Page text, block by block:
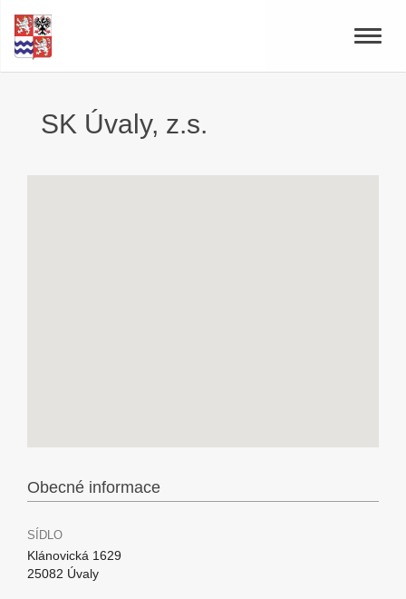
Toggle
SK Úvaly, z.s.
Obecné informace
SÍDLO
Klánovická 1629
25082 Úvaly